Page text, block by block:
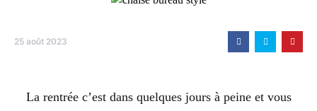
25 août 2023
La rentrée c’est dans quelques jours à peine et vous